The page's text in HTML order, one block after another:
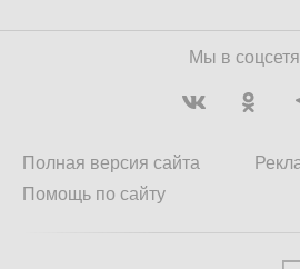
Мы в
Полная версия сайта
Помощь по сайту